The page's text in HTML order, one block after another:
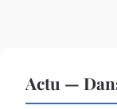
Actu —